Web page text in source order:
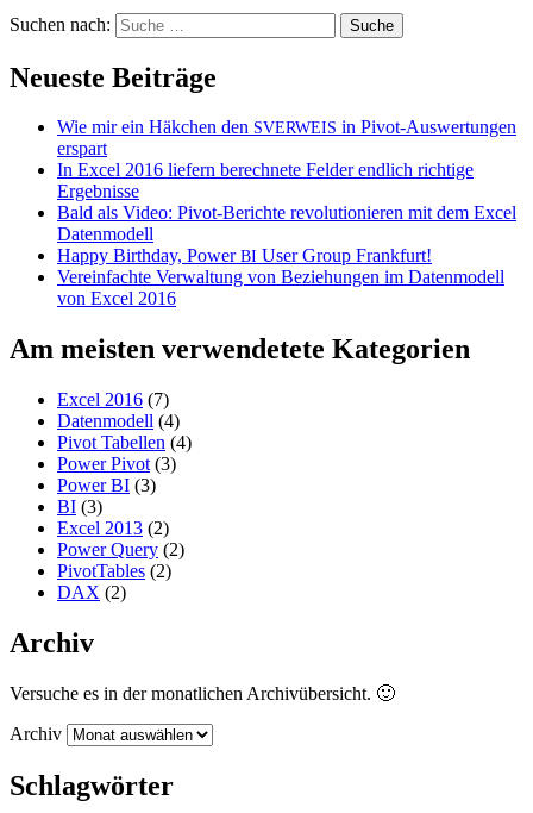
Suchen nach:
Neueste Beiträge
Wie mir ein Häkchen den SVERWEIS in Pivot-Auswertungen
erspart
In Excel 2016 liefern berechnete Felder endlich richtige
Ergebnisse
Bald als Video: Pivot-Berichte revolutionieren mit dem Excel
Datenmodell
Happy Birthday, PowerBI User Group Frankfurt!
Vereinfachte Verwaltung von Beziehungen im Datenmodell
von Excel 2016
Am meisten verwendetete Kategorien
Excel 2016 (7)
Datenmodell (4)
Pivot Tabellen (4)
Power Pivot (3)
Power BI (3)
BI (3)
Excel 2013 (2)
Power Query (2)
PivotTables (2)
DAX (2)
Archiv
Versuche es in der monatlichen Archivübersicht. 🙂
Archiv
Schlagwörter